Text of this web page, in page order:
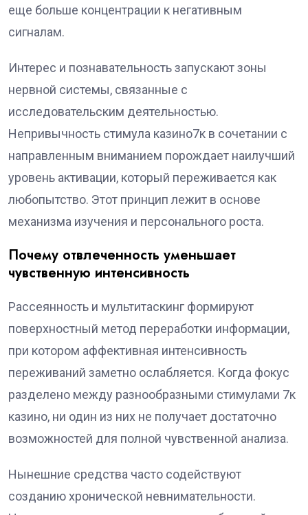
еще больше концентрации к негативным
сигналам.
Интерес и познавательность запускают зоны
нервной системы, связанные с
исследовательским деятельностью.
Непривычность стимула казино7к в сочетании с
направленным вниманием порождает наилучший
уровень активации, который переживается как
любопытство. Этот принцип лежит в основе
механизма изучения и персонального роста.
Почему отвлеченность уменьшает
чувственную интенсивность
Рассеянность и мультитаскинг формируют
поверхностный метод переработки информации,
при котором аффективная интенсивность
переживаний заметно ослабляется. Когда фокус
разделено между разнообразными стимулами 7к
казино, ни один из них не получает достаточно
возможностей для полной чувственной анализа.
Нынешние средства часто содействуют
созданию хронической невнимательности.